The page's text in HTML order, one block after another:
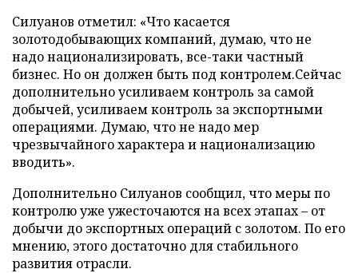
Силуанов отметил: «Что касается
золотодобывающих компаний, думаю, что не
надо национализировать, все-таки частный
бизнес. Но он должен быть под контролем.Сейчас
дополнительно усиливаем контроль за самой
добычей, усиливаем контроль за экспортными
операциями. Думаю, что не надо мер
чрезвычайного характера и национализацию
вводить».
Дополнительно Силуанов сообщил, что меры по
контролю уже ужесточаются на всех этапах – от
добычи до экспортных операций с золотом. По его
мнению, этого достаточно для стабильного
развития отрасли.